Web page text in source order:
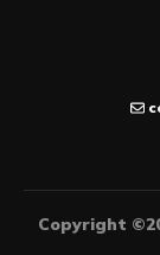
Copyright